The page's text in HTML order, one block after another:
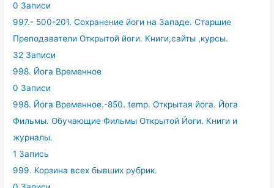
0 Записи
997.- 500-201. Сохранение йоги на Западе. Старшие
Преподаватели Открытой йоги. Книги,сайты ,курсы.
32 Записи
998. Йога Временное
0 Записи
998. Йога Временное.-850. temp. Открытая йога. Йога
Фильмы. Обучающие Фильмы Открытой Йоги. Книги и
журналы.
1 Запись
999. Корзина всех бывших рубрик.